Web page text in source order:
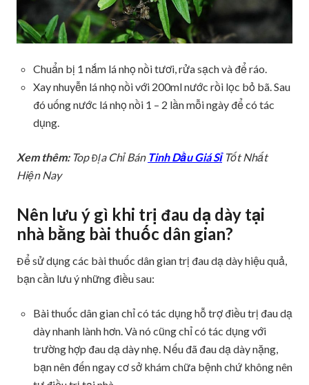
Chuẩn bị 1 nắm lá nhọ nồi tươi, rửa sạch và để ráo.
Xay nhuyễn lá nhọ nồi với 200ml nước rồi lọc bỏ bã. Sau
đó uống nước lá nhọ nồi 1 – 2 lần mỗi ngày để có tác
dụng.
Xem thêm:Top Địa Chỉ Bán Tinh Dầu Giá Sỉ Tốt Nhất
Hiện Nay
Nên lưu ý gì khi trị đau dạ dày tại
nhà bằng bài thuốc dân gian?
Để sử dụng các bài thuốc dân gian trị đau dạ dày hiệu quả,
bạn cần lưu ý những điều sau:
Bài thuốc dân gian chỉ có tác dụng hỗ trợ điều trị đau dạ
dày nhanh lành hơn. Và nó cũng chỉ có tác dụng với
trường hợp đau dạ dày nhẹ. Nếu đã đau dạ dày nặng,
bạn nên đến ngay cơ sở khám chữa bệnh chứ không nên